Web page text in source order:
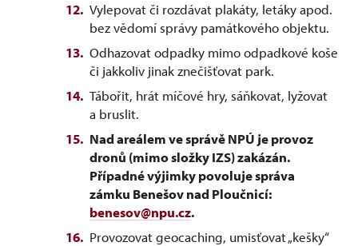
Vylepovat či rozdávat plakáty, letáky apod.
bez vědomí správy památkového objektu.
Odhazovat odpadky mimo odpadkové koše
či jakkoliv jinak znečišťovat park.
Tábořit, hrát míčové hry, sáňkovat, lyžovat
a bruslit.
Nad areálem ve správě NPÚ je provoz
dronů (mimo složky IZS) zakázán.
Případné výjimky povoluje správa
zámku Benešov nad Ploučnicí:
benesov@npu.cz.
Provozovat geocaching, umisťovat „kešky“